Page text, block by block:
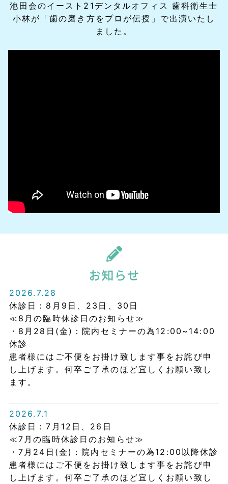
池田会のイースト21デンタルオフィス 歯科衛生士
小林が「歯の磨き方をプロが伝授」で出演いたし
ました。
2026.7.28
休診日：8月9日、23日、30日
≪8月の臨時休診日のお知らせ≫
・8月28日(金)：院内セミナーの為12:00~14:00
休診
患者様にはご不便をお掛け致します事をお詫び申
し上げます。何卒ご了承のほど宜しくお願い致し
ます。
2026.7.1
休診日：7月12日、26日
≪7月の臨時休診日のお知らせ≫
・7月24日(金)：院内セミナーの為12:00以降休診
患者様にはご不便をお掛け致します事をお詫び申
し上げます。何卒ご了承のほど宜しくお願い致し